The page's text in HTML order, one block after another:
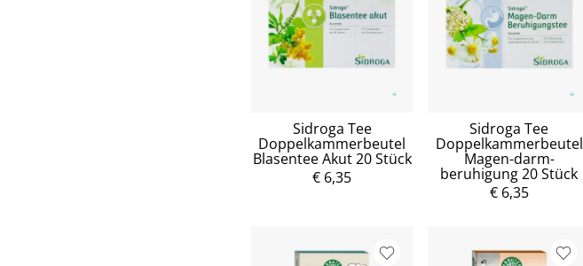
Sidroga Tee
Doppelkammerbeutel
Blasentee Akut 20 Stück
€ 6,35
Sidroga Tee
Doppelkammerbeutel
Magen-darm-
beruhigung 20 Stück
€ 6,35